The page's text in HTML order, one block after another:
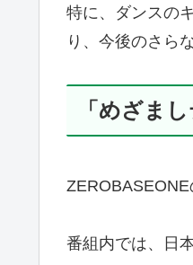
特に、ダンスの
り、今後のさら
「めざま
番組内では、日